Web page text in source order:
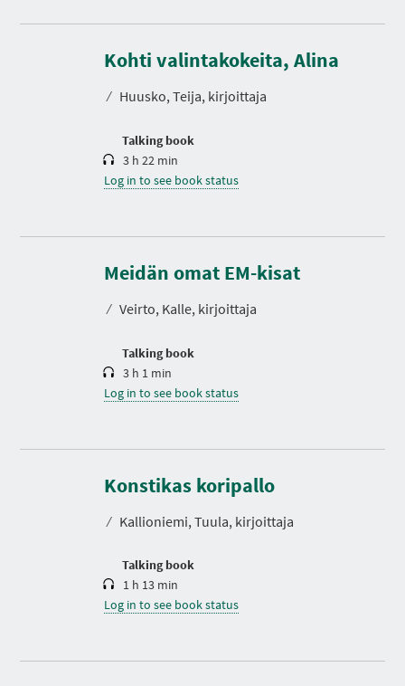
Kohti valintakokeita, Alina
⁄ Huusko, Teija, kirjoittaja
Talking book
D
r
a
i
3 h 22 min
Log in to see book status
Meidän omat EM-kisat
⁄ Veirto, Kalle, kirjoittaja
Talking book
D
r
a
i
3 h 1 min
Log in to see book status
Konstikas koripallo
⁄ Kallioniemi, Tuula, kirjoittaja
Talking book
D
r
a
i
1 h 13 min
Log in to see book status
D